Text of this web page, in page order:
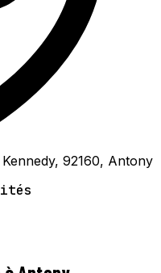
92160, Antony